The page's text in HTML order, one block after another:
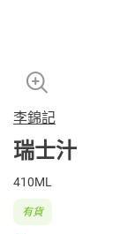
李錦記
瑞士汁
410ML
有貨